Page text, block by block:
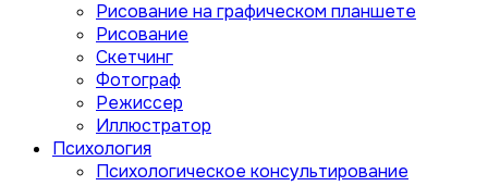
Рисование на графическом планшете
Рисование
Скетчинг
Фотограф
Режиссер
Иллюстратор
Психология
Психологическое консультирование